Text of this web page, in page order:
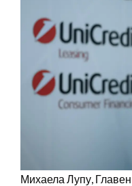
Михаела Лупу,